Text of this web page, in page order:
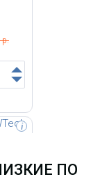
р.
i
10
ПО